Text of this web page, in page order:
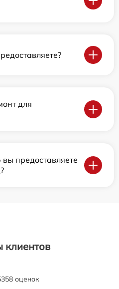
для
предоставляете
клиентов
оценок